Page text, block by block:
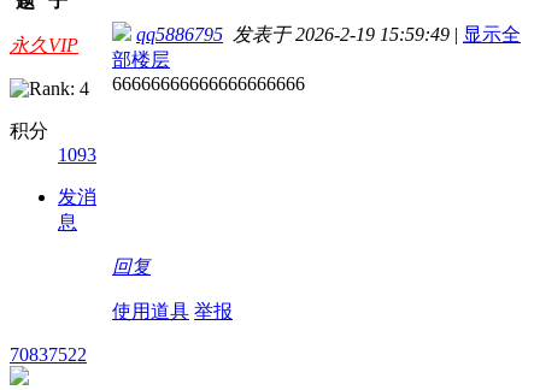
永久VIP
积分
1093
发消
息
qq5886795 发表于 2026-2-19 15:59:49 | 显示全
部楼层
66666666666666666666
回复
使用道具 举报
70837522